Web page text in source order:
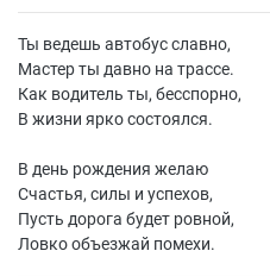
Ты ведешь автобус славно,
Мастер ты давно на трассе.
Как водитель ты, бесспорно,
В жизни ярко состоялся.
В день рождения желаю
Счастья, силы и успехов,
Пусть дорога будет ровной,
Ловко объезжай помехи.